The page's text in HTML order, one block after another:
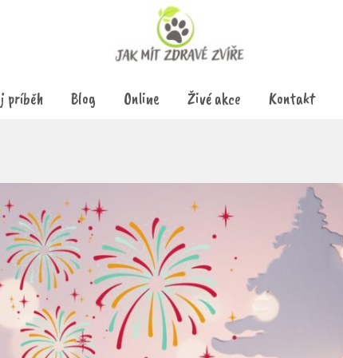
príběh Blog Online Živé akce Kontakt